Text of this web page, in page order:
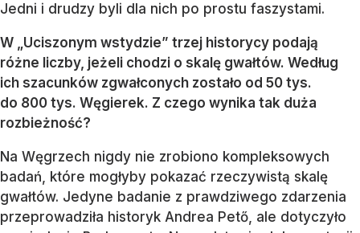
Jedni i drudzy byli dla nich po prostu faszystami.
W „Uciszonym wstydzie” trzej historycy podają
różne liczby, jeżeli chodzi o skalę gwałtów. Według
ich szacunków zgwałconych zostało od 50 tys.
do 800 tys. Węgierek. Z czego wynika tak duża
rozbieżność?
Na Węgrzech nigdy nie zrobiono kompleksowych
badań, które mogłyby pokazać rzeczywistą skalę
gwałtów. Jedyne badanie z prawdziwego zdarzenia
przeprowadziła historyk Andrea Pető, ale dotyczyło